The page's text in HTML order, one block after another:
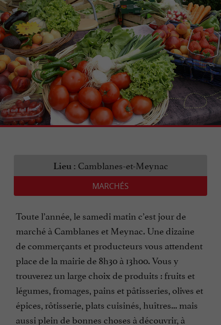
Lieu : Camblanes-et-Meynac
MARCHÉS
Toute l’année, le samedi matin c’est jour de
marché à Camblanes et Meynac. Une dizaine
de commerçants et producteurs vous attendent
place de la mairie de 8h30 à 13h00. Vous y
trouverez un large choix de produits : fruits et
légumes, fromages, pains et pâtisseries, olives et
épices, rôtisserie, plats cuisinés, huîtres... mais
aussi plein de bonnes choses à découvrir, à